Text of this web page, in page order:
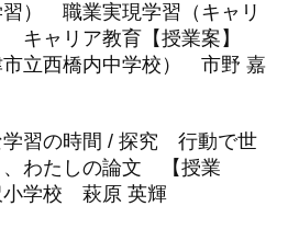
習） 職業実現学習（キャリ
キャリア教育【授業案】
市立西橋内中学校） 市野 嘉
習の時間 / 探究 行動で世
、わたしの論文 【授業
学校 萩原 英輝